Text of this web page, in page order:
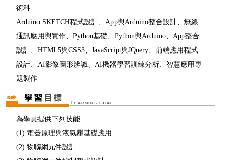
術科:
Arduino SKETCH程式設計、App與Arduino整合設計、無線
通訊應用與實作、Python基礎、Python與Arduino、App整合
設計、HTML5與CSS3、JavaScript與JQuery、前端應用程式
設計、AI影像圖形辨識、AI機器學習訓練分析、智慧應用專
題製作
為學員提供下列技能:
(1) 電器原理與液氣壓基礎應用
(2) 物聯網元件設計